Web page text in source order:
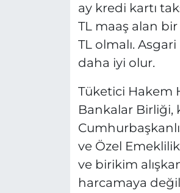
ay kredi kartı
TL maaş alan
TL olmalı.
daha iyi olur.
Tüketici Hakem
Bankalar Birliği,
ve Özel
ve birikim
harcamaya